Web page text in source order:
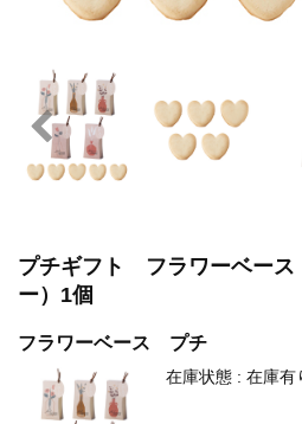
プチギフト フラワーベー
ー）1個
フラワーベース プチ
在庫状態 : 在庫有